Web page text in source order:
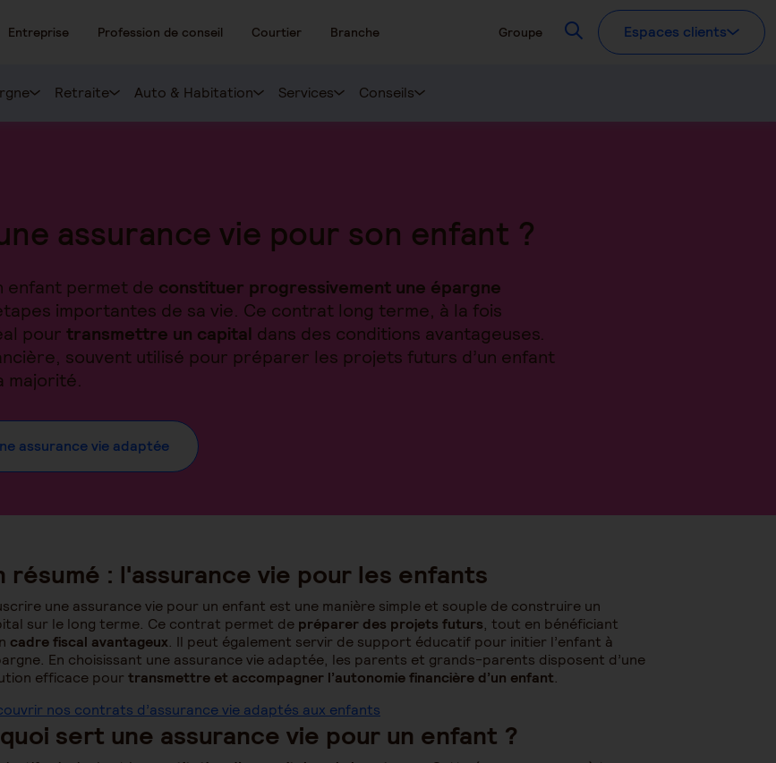
Entreprise Profession de conseil Courtier Branche Groupe RecherchezEspaces clients
Retraite Auto & Habitation Services Conseils
assurance vie pour son enfant ?
enfant permet de constituer progressivement une épargne
importantes de sa vie. Ce contrat long terme, à la fois
pour transmettre un capital dans des conditions avantageuses.
souvent utilisé pour préparer les projets futurs d’un enfant
majorité.
assurance vie adaptée
résumé : l'assurance vie pour les enfants
une assurance vie pour un enfant est une manière simple et souple de construire un
sur le long terme. Ce contrat permet de préparer des projets futurs, tout en bénéficiant
cadre fiscal avantageux. Il peut également servir de support éducatif pour initier l’enfant à
En choisissant une assurance vie adaptée, les parents et grands-parents disposent d’une
efficace pour transmettre et accompagner l’autonomie financière d’un enfant.
nos contrats d’assurance vie adaptés aux enfants
sert une assurance vie pour un enfant ?